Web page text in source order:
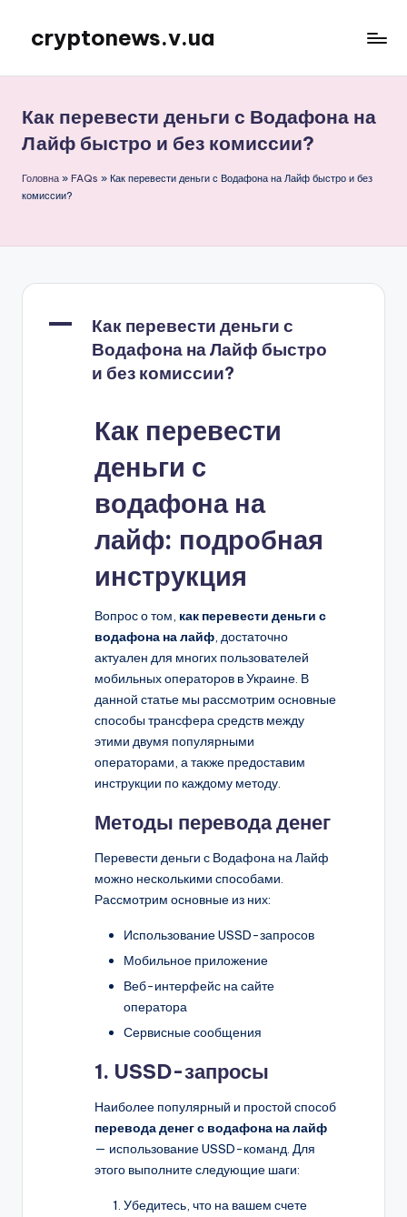
Перейти
вмісту
cryptonews.v.ua
криптовалют,
аналітика,
курси,
та
Как перевести деньги с Водафона на
Лайф быстро и без комиссии?
Головна » FAQs » Как перевести деньги с Водафона на Лайф быстро и без
комиссии?
A
Как перевести деньги с
Водафона на Лайф быстро
и без комиссии?
Как перевести
деньги с
водафона на
лайф: подробная
инструкция
Вопрос о том, как перевести деньги с
водафона на лайф, достаточно
актуален для многих пользователей
мобильных операторов в Украине. В
данной статье мы рассмотрим основные
способы трансфера средств между
этими двумя популярными
операторами, а также предоставим
инструкции по каждому методу.
Методы перевода денег
Перевести деньги с Водафона на Лайф
можно несколькими способами.
Рассмотрим основные из них:
Использование USSD-запросов
Мобильное приложение
Веб-интерфейс на сайте
оператора
Сервисные сообщения
1. USSD-запросы
Наиболее популярный и простой способ
перевода денег с водафона на лайф
— использование USSD-команд. Для
этого выполните следующие шаги:
Убедитесь, что на вашем счете